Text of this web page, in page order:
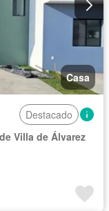
Casa
Destacado
Villa de Álvarez